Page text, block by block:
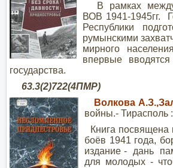
В рамках
ВОВ 1941-1945гг.
Республики
румынскими
мирного
впервые
государства.
Волкова
войны.- Тирасполь
Книга
боёв 1941 года,
издание - дань
для молодых -